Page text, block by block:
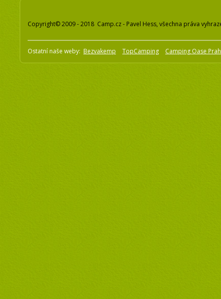
Copyright© 2009 - 2018 Camp.cz - Pavel Hess, všechna práva
Ostatní naše weby: Bezvakemp TopCamping Camping Oase